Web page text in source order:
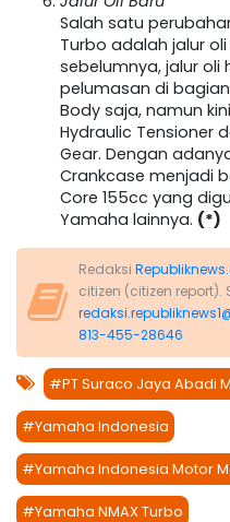
Salah satu
Turbo adalah jalur oli
sebelumnya, jalur oli
pelumasan di
Body saja, namun
Hydraulic Tensioner
Gear. Dengan
Crankcase menjadi
Core 155cc yang
Yamaha lainnya. (*)
Redaksi
citizen (citizen report).
813-455-28646
#PT Suraco Jaya Abadi
#Yamaha Indonesia
#Yamaha Indonesia Motor
#Yamaha NMAX Turbo